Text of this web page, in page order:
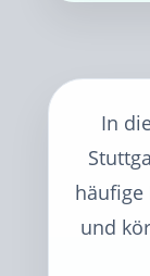
In
häufige
und